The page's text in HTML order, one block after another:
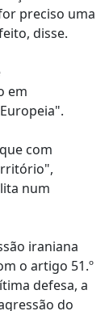
preciso uma
disse.
em
com
num
iraniana
o artigo 51.º
defesa, a
do